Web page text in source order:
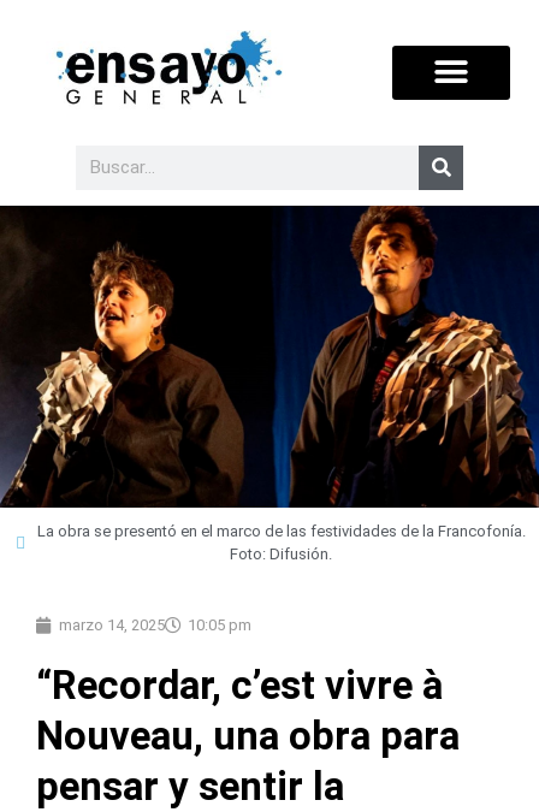
La obra se presentó en el marco de las festividades de la Francofonía.
Foto: Difusión.
marzo 14, 2025 10:05 pm
“Recordar, c’est vivre à
Nouveau, una obra para
pensar y sentir la